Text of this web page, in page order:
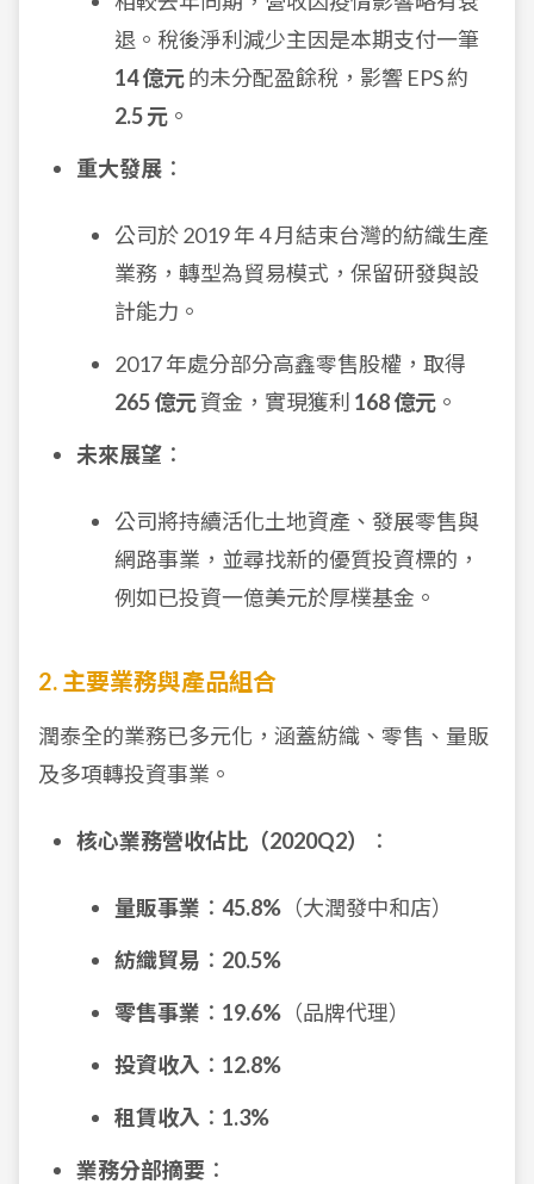
退。稅後淨利減少主因是本期支付一筆
14 億元的未分配盈餘稅，影響 EPS 約
2.5 元 。
重大發展 ：
公司於 2019 年 4 月結束台灣的紡織生產
業務，轉型為貿易模式，保留研發與設
計能力。
2017 年處分部分高鑫零售股權，取得
265 億元資金，實現獲利 168 億元 。
未來展望 ：
公司將持續活化土地資產、發展零售與
網路事業，並尋找新的優質投資標的，
例如已投資一億美元於厚樸基金。
2. 主要業務與產品組合
潤泰全的業務已多元化，涵蓋紡織、零售、量販
及多項轉投資事業。
核心業務營收佔比（2020Q2） ：
量販事業 ： 45.8% （大潤發中和店）
紡織貿易 ： 20.5%
零售事業 ： 19.6% （品牌代理）
投資收入 ： 12.8%
租賃收入 ： 1.3%
業務分部摘要 ：